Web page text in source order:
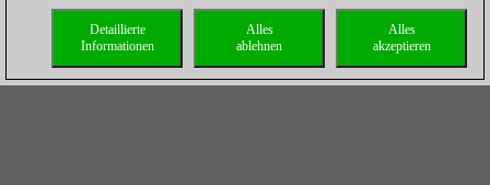
Alles
akzeptieren
Alles
ablehnen
Detaillierte
Informationen